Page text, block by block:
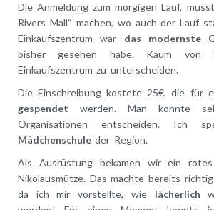
Die Anmeldung zum morgigen Lauf,
Rivers Mall“ machen, wo auch der Lauf
Einkaufszentrum war das modernste
bisher gesehen habe. Kaum von
Einkaufszentrum zu unterscheiden.
Die Einschreibung kostete 25€, die für
gespendet werden. Man konnte
Organisationen entscheiden. Ich
Mädchenschule der Region.
Als Ausrüstung bekamen wir ein
Nikolausmütze. Das machte bereits
da ich mir vorstellte, wie lächerlich